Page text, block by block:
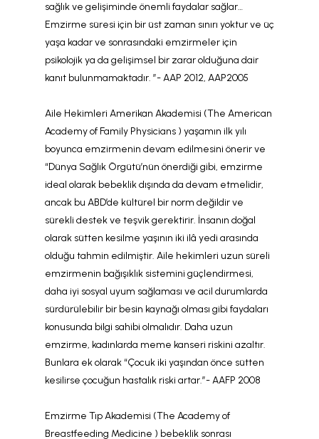
sağlık ve gelişiminde önemli faydalar sağlar…
Emzirme süresi için bir üst zaman sınırı yoktur ve üç
yaşa kadar ve sonrasındaki emzirmeler için
psikolojik ya da gelişimsel bir zarar olduğuna dair
kanıt bulunmamaktadır. ”- AAP 2012, AAP2005
Aile Hekimleri Amerikan Akademisi (The American
Academy of Family Physicians ) yaşamın ilk yılı
boyunca emzirmenin devam edilmesini önerir ve
“Dünya Sağlık Örgütü’nün önerdiği gibi, emzirme
ideal olarak bebeklik dışında da devam etmelidir,
ancak bu ABD’de kültürel bir norm değildir ve
sürekli destek ve teşvik gerektirir. İnsanın doğal
olarak sütten kesilme yaşının iki ilâ yedi arasında
olduğu tahmin edilmiştir. Aile hekimleri uzun süreli
emzirmenin bağışıklık sistemini güçlendirmesi,
daha iyi sosyal uyum sağlaması ve acil durumlarda
sürdürülebilir bir besin kaynağı olması gibi faydaları
konusunda bilgi sahibi olmalıdır. Daha uzun
emzirme, kadınlarda meme kanseri riskini azaltır.
Bunlara ek olarak “Çocuk iki yaşından önce sütten
kesilirse çocuğun hastalık riski artar.”- AAFP 2008
Emzirme Tıp Akademisi (The Academy of
Breastfeeding Medicine ) bebeklik sonrası